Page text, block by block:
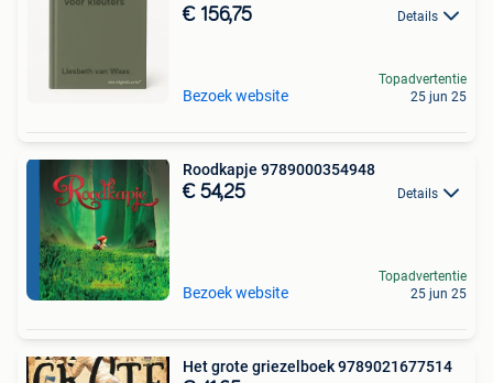
€ 156,75 Details
Bezoek website
Topadvertentie
25 jun 25
Roodkapje 9789000354948
€ 54,25 Details
Bezoek website
Topadvertentie
25 jun 25
Het grote griezelboek 9789021677514